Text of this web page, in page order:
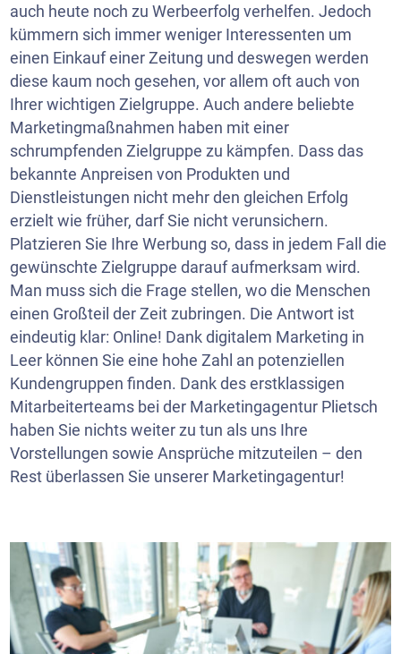
auch heute noch zu Werbeerfolg verhelfen. Jedoch
kümmern sich immer weniger Interessenten um
einen Einkauf einer Zeitung und deswegen werden
diese kaum noch gesehen, vor allem oft auch von
Ihrer wichtigen Zielgruppe. Auch andere beliebte
Marketingmaßnahmen haben mit einer
schrumpfenden Zielgruppe zu kämpfen. Dass das
bekannte Anpreisen von Produkten und
Dienstleistungen nicht mehr den gleichen Erfolg
erzielt wie früher, darf Sie nicht verunsichern.
Platzieren Sie Ihre Werbung so, dass in jedem Fall die
gewünschte Zielgruppe darauf aufmerksam wird.
Man muss sich die Frage stellen, wo die Menschen
einen Großteil der Zeit zubringen. Die Antwort ist
eindeutig klar: Online! Dank digitalem Marketing in
Leer können Sie eine hohe Zahl an potenziellen
Kundengruppen finden. Dank des erstklassigen
Mitarbeiterteams bei der Marketingagentur Plietsch
haben Sie nichts weiter zu tun als uns Ihre
Vorstellungen sowie Ansprüche mitzuteilen – den
Rest überlassen Sie unserer Marketingagentur!